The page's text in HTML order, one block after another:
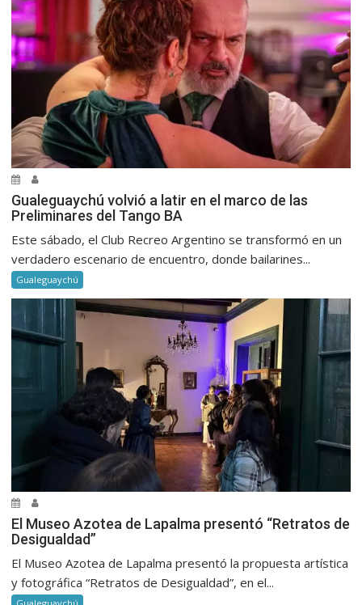
Gualeguaychú volvió a latir en el marco de las
Preliminares del Tango BA
Este sábado, el Club Recreo Argentino se transformó en un
verdadero escenario de encuentro, donde bailarines...
Gualeguaychú
El Museo Azotea de Lapalma presentó “Retratos de
Desigualdad”
El Museo Azotea de Lapalma presentó la propuesta artística
y fotográfica “Retratos de Desigualdad”, en el...